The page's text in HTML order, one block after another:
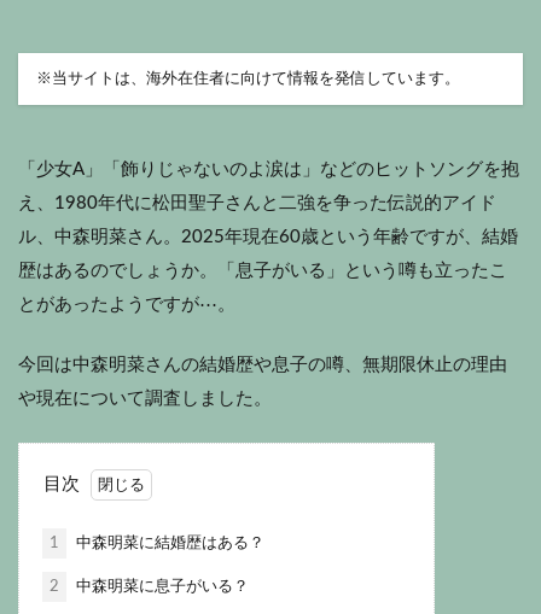
※ 当サイトは、海外在住者に向けて情報を発信しています。
「少女A」「飾りじゃないのよ涙は」などのヒットソングを抱
え、1980年代に松田聖子さんと二強を争った伝説的アイド
ル、中森明菜さん。2025年現在60歳という年齢ですが、結婚
歴はあるのでしょうか。「息子がいる」という噂も立ったこ
とがあったようですが⋯。
今回は中森明菜さんの結婚歴や息子の噂、無期限休止の理由
や現在について調査しました。
目次
1 中森明菜に結婚歴はある？
2 中森明菜に息子がいる？